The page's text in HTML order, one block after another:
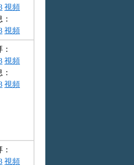
視頻
視頻
視頻
視頻
視頻